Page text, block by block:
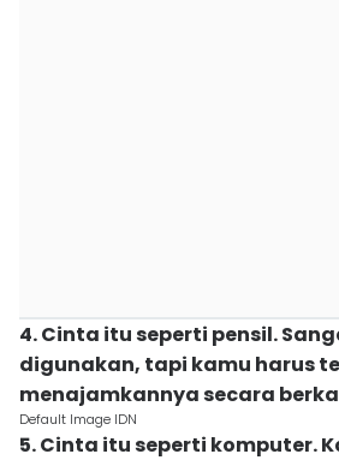
4. Cinta itu seperti pensil.
digunakan, tapi kamu harus
menajamkannya secara
Default Image IDN
5. Cinta itu seperti komputer.